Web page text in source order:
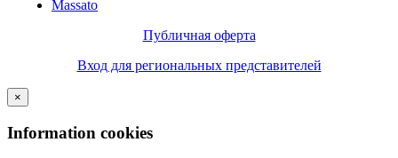
Massato
Публичная оферта
Вход для региональных представителей
×
Information cookies